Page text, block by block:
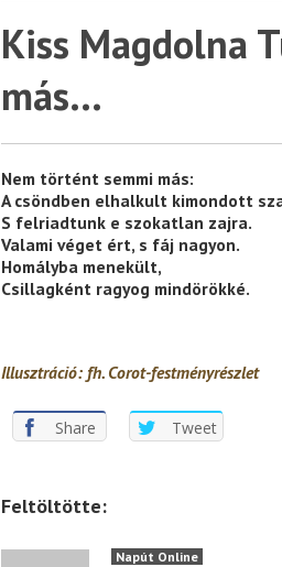
Kiss Magdolna
más…
Nem történt semmi más:
A csöndben elhalkult kimondott
S felriadtunk e szokatlan zajra.
Valami véget ért, s fáj nagyon.
Homályba menekült,
Csillagként ragyog mindörökké.
Illusztráció: fh. Corot-festményrészlet
Share Tweet
Feltöltötte:
Napút Online